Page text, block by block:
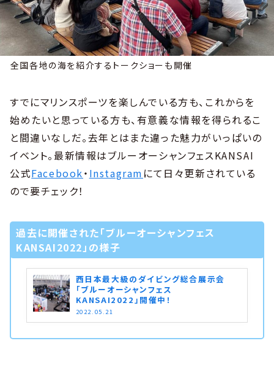
全国各地の海を紹介するトークショーも開催
すでにマリンスポーツを楽しんでいる方も、これからを
始めたいと思っている方も、有意義な情報を得られるこ
と間違いなしだ。去年とはまた違った魅力がいっぱいの
イベント。最新情報はブルーオーシャンフェスKANSAI
公式Facebook・ Instagram にて日々更新されている
ので要チェック！
過去に開催された「ブルーオーシャンフェス
KANSAI2022」の様子
西日本最大級のダイビング総合展示会
「ブルーオーシャンフェス
KANSAI2022」開催中！
2022.05.21